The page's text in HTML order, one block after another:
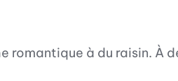
à du raisin. À